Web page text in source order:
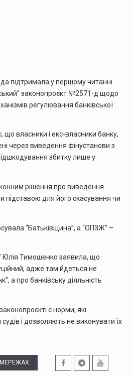
підтримала у першому читанні
законопроєкт №2571-д щодо
регулювання банківської
власники і екс-власники банку,
через виведення фінустанови з
збитку лише у
рішення про виведення
підставою для його скасування чи
“Батьківщина”, а “ОПЗЖ” –
Юлія Тимошенко заявила, що
адже там йдеться не
а про банківську діяльність
є норми, які
і дозволяють не виконувати їх